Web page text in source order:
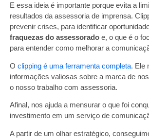
E essa ideia é importante porque evita a
resultados da assessoria de imprensa.
prevenir crises, para identificar
fraquezas do assessorado e, o que é o
para entender como melhorar a
O clipping é uma ferramenta completa. Ele
informações valiosas sobre a marca de
o nosso trabalho com assessoria.
Afinal, nos ajuda a mensurar o que foi
investimento em um serviço de
A partir de um olhar estratégico,